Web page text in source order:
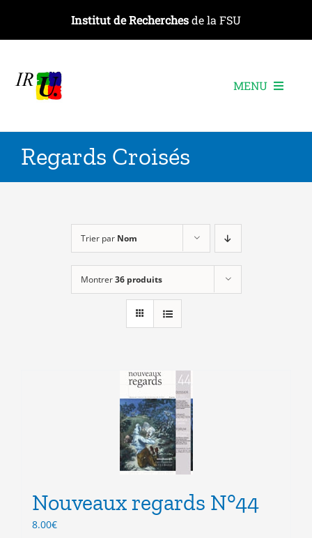
contenu
Institut de Recherchesde la FSU
MENU
Les recherches
Les événements
Regards Croisés
Trier par Nom
Montrer36 produits
Nouveaux regards N°44
8.00€